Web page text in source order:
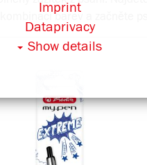
barev a začněte
Show details
Dataprivacy
Imprint